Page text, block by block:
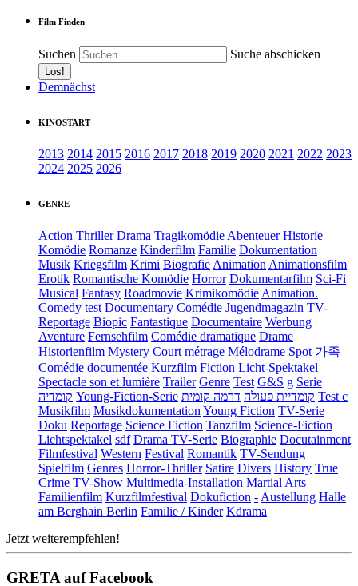
Film Finden
Suchen Suche abschicken
Demnächst
KINOSTART
2013 2014 2015 2016 2017 2018 2019 2020 2021 2022 2023
2024 2025 2026
GENRE
Action Thriller Drama Tragikomödie Abenteuer Historie
Komödie Romanze Kinderfilm Familie Dokumentation
Musik Kriegsfilm Krimi Biografie Animation Animationsfilm
Erotik Romantische Komödie Horror Dokumentarfilm Sci-Fi
Musical Fantasy Roadmovie Krimikomödie Animation.
Comedy test Documentary Comédie Jugendmagazin TV-
Reportage Biopic Fantastique Documentaire Werbung
Aventure Fernsehfilm Comédie dramatique Drame
Historienfilm Mystery Court métrage Mélodrame Spot 가족
Comédie documentée Kurzfilm Fiction Licht-Spektakel
Spectacle son et lumière Trailer Genre Test G&S g Serie
קומדיה Young-Fiction-Serie קומדיית פעולה דרמה קומית
Test c
Musikfilm Musikdokumentation Young Fiction TV-Serie
Doku Reportage Science Fiction Tanzfilm Science-Fiction
Lichtspektakel sdf Drama TV-Serie Biographie Docutainment
Filmfestival Western Festival Romantik TV-Sendung
Spielfilm Genres Horror-Thriller Satire Divers History True
Crime TV-Show Multimedia-Installation Martial Arts
Familienfilm Kurzfilmfestival Dokufiction - Austellung Halle
am Berghain Berlin Familie / Kinder Kdrama
Jetzt weiterempfehlen!
GRETA auf Facebook